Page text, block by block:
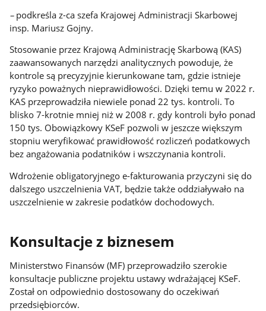
– podkreśla z-ca szefa Krajowej Administracji Skarbowej
insp. Mariusz Gojny.
Stosowanie przez Krajową Administrację Skarbową (KAS)
zaawansowanych narzędzi analitycznych powoduje, że
kontrole są precyzyjnie kierunkowane tam, gdzie istnieje
ryzyko poważnych nieprawidłowości. Dzięki temu w 2022 r.
KAS przeprowadziła niewiele ponad 22 tys. kontroli. To
blisko 7-krotnie mniej niż w 2008 r. gdy kontroli było ponad
150 tys. Obowiązkowy KSeF pozwoli w jeszcze większym
stopniu weryfikować prawidłowość rozliczeń podatkowych
bez angażowania podatników i wszczynania kontroli.
Wdrożenie obligatoryjnego e-fakturowania przyczyni się do
dalszego uszczelnienia VAT, będzie także oddziaływało na
uszczelnienie w zakresie podatków dochodowych.
Konsultacje z biznesem
Ministerstwo Finansów (MF) przeprowadziło szerokie
konsultacje publiczne projektu ustawy wdrażającej KSeF.
Został on odpowiednio dostosowany do oczekiwań
przedsiębiorców.